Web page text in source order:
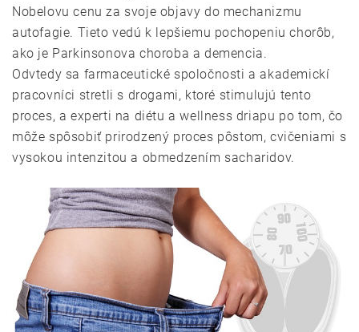
Nobelovu cenu za svoje objavy do mechanizmu
autofagie. Tieto vedú k lepšiemu pochopeniu chorôb,
ako je Parkinsonova choroba a demencia.
Odvtedy sa farmaceutické spoločnosti a akademickí
pracovníci stretli s drogami, ktoré stimulujú tento
proces, a experti na diétu a wellness driapu po tom, čo
môže spôsobiť prirodzený proces pôstom, cvičeniami s
vysokou intenzitou a obmedzením sacharidov.